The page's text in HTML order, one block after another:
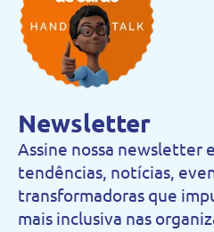
Newsletter
Assine nossa newsletter
tendências, notícias,
transformadoras que
mais inclusiva nas